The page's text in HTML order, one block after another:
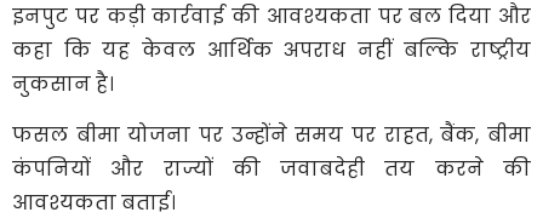
इनपुट पर कड़ी कार्रवाई की आवश्यकता पर बल दिया और
कहा कि यह केवल आर्थिक अपराध नहीं बल्कि राष्ट्रीय
नुकसान है।
फसल बीमा योजना पर उन्होंने समय पर राहत, बैंक, बीमा
कंपनियों और राज्यों की जवाबदेही तय करने की
आवश्यकता बताई।